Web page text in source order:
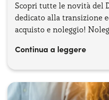
Scopri tutte le novità del
dedicato alla transizione
acquisto e noleggio!
Continua a leggere